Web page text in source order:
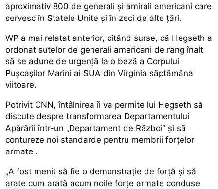
aproximativ 800 de generali și amirali americani care
servesc în Statele Unite și în zeci de alte țări.
WP a mai relatat anterior, citând surse, că Hegseth a
ordonat sutelor de generali americani de rang înalt
să se adune de urgență la o bază a Corpului
Pușcașilor Marini ai SUA din Virginia săptămâna
viitoare.
Potrivit CNN, întâlnirea îi va permite lui Hegseth să
discute despre transformarea Departamentului
Apărării într-un „Departament de Război” și să
contureze noi standarde pentru membrii forțelor
armate .
„A fost menit să fie o demonstrație de forță și să
arate cum arată acum noile forțe armate conduse